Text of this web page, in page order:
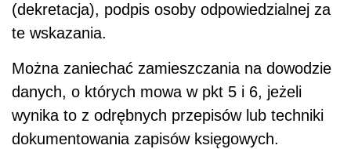
(dekretacja), podpis osoby odpowiedzialnej za
te wskazania.
Można zaniechać zamieszczania na dowodzie
danych, o których mowa w pkt 5 i 6, jeżeli
wynika to z odrębnych przepisów lub techniki
dokumentowania zapisów księgowych.